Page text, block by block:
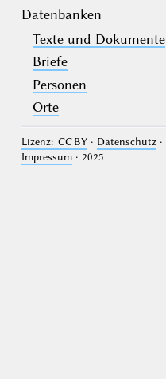
Datenbanken
Texte und Dokumente
Briefe
Personen
Orte
Lizenz: CC BY· Datenschutz·
Impressum· 2025